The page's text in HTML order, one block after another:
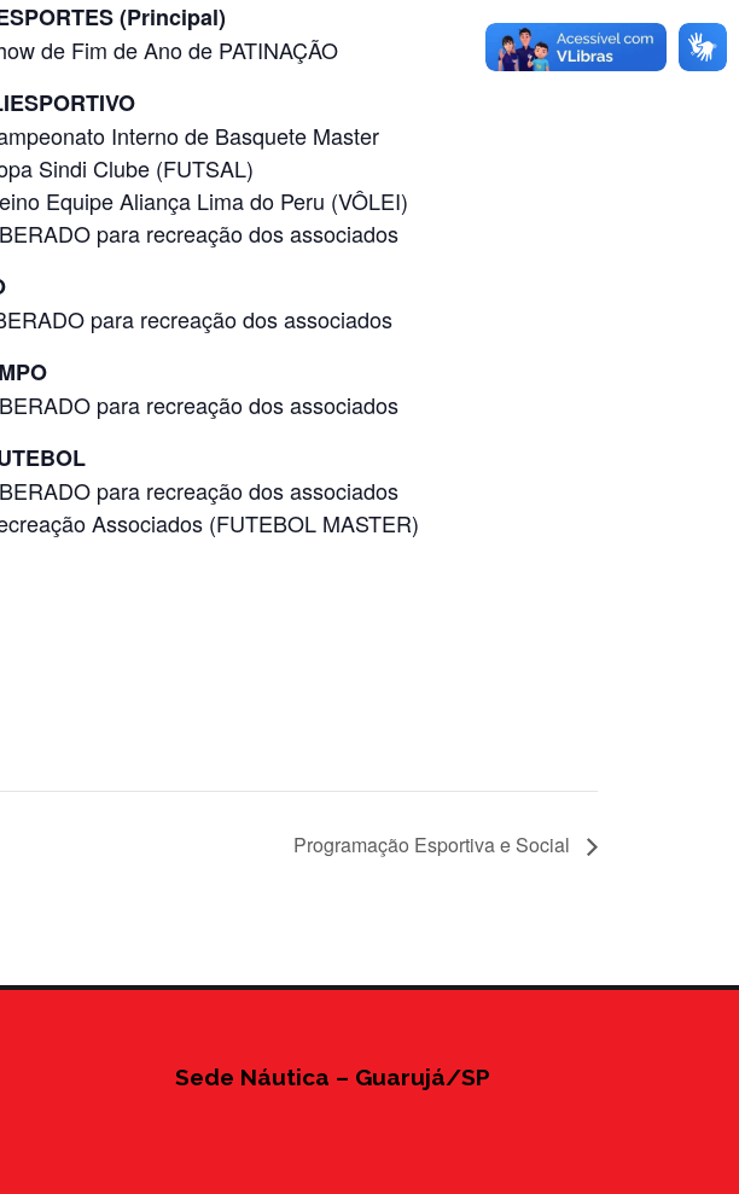
(Principal)
de Fim de Ano de PATINAÇÃO
Interno de Basquete Master
Sindi Clube (FUTSAL)
Equipe Aliança Lima do Peru (VÔLEI)
para recreação dos associados
para recreação dos associados
para recreação dos associados
para recreação dos associados
Associados (FUTEBOL MASTER)
Programação Esportiva e Social
Sede Náutica – Guarujá/SP